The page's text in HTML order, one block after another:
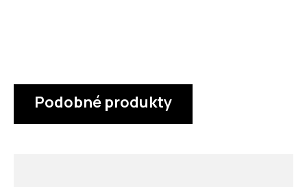
Podobné produkty